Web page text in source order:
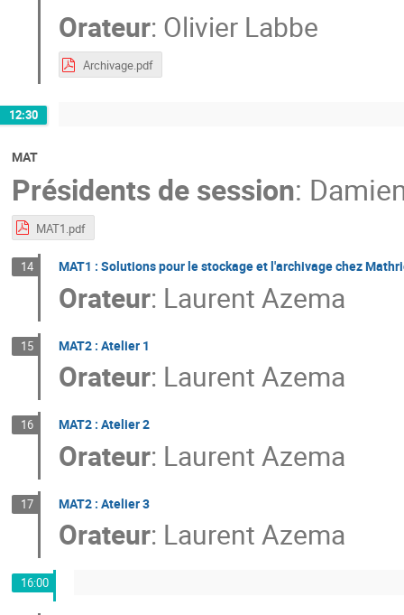
Orateur: Olivier Labbe
Archivage.pdf
12:30
MAT
Présidents de session:
MAT1.pdf
14 MAT1 : Solutions pour le stockage et l'archivage chez
Orateur: Laurent Azema
15 MAT2 : Atelier 1
Orateur: Laurent Azema
16 MAT2 : Atelier 2
Orateur: Laurent Azema
17 MAT2 : Atelier 3
Orateur: Laurent Azema
16:00